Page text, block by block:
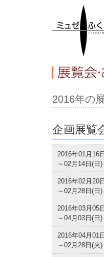
2016年の
企画展覧
2016年01月16
～02月14日(日)
2016年02月20
～02月28日(日)
2016年03月05
～04月03日(日)
2016年04月01
～02月28日(火)